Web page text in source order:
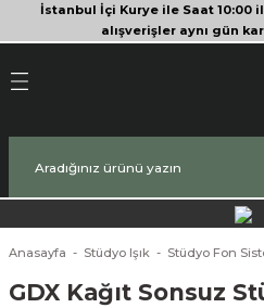
İstanbul İçi Kurye ile Saat 10:00
alışverişler aynı gün
Geri Dön
Makinesi
Makinesi
Geri Dön
Geri Dön
Kameralar
Geri Dön
Geri Dön
Aksesuarları
Geri Dön
Geri Dön
Tripodları
Tripodlar
Tripodları
Geri Dön
Geri Dön
Geri Dön
Geri Dön
Anasayfa Stüdyo Işık Stüdyo Fon
GDX Kağıt Sonsuz